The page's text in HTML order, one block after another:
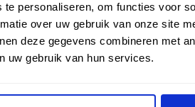
personaliseren, om functies voor
over uw gebruik van onze site
deze gegevens combineren met
uw gebruik van hun services.